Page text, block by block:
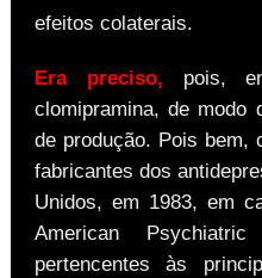
efeitos colaterais.
Era preciso, pois,
clomipramina, de modo
de produção. Pois bem,
fabricantes dos
Unidos, em 1983, em
American
pertencentes às